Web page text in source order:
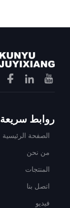
روابط سريعة
الصفحة الرئيسية
من نحن
المنتجات
اتصل بنا
فيديو